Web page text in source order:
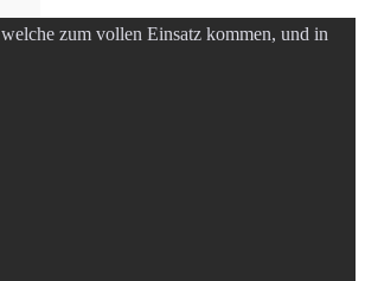
zum vollen Einsatz kommen, und in